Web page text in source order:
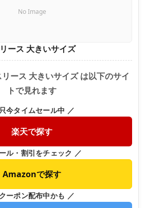
No Image
ース 大きいサイズ
ース 大きいサイズ は以下のサイ
トで見れます
今タイムセール中 ／
楽天で探す
ル・割引をチェック ／
Amazonで探す
ーポン配布中かも ／